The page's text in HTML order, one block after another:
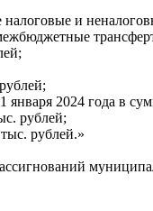
и
2024 года в
рублей;
рублей.»